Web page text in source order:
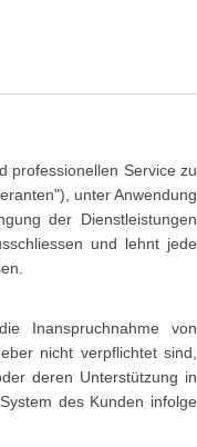
professionellen Service zu
unter Anwendung
der Dienstleistungen
und lehnt jede
Inanspruchnahme von
nicht verpflichtet sind,
deren Unterstützung in
des Kunden infolge